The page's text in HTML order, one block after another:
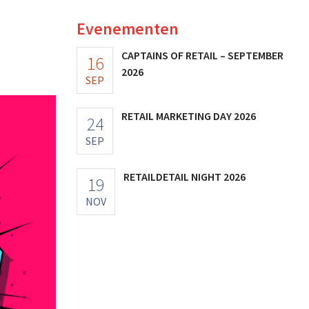
Evenementen
16
SEP
CAPTAINS OF RETAIL – SEPTEMBER
2026
24
SEP
RETAIL MARKETING DAY 2026
19
NOV
RETAILDETAIL NIGHT 2026